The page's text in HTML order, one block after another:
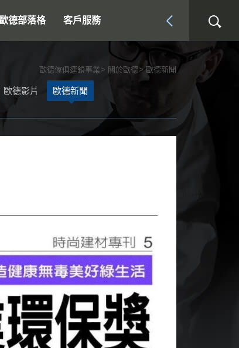
歐德部落格 客戶服務
歐德傢俱連鎖事業 關於歐德 歐德新聞
歐德影片 歐德新聞